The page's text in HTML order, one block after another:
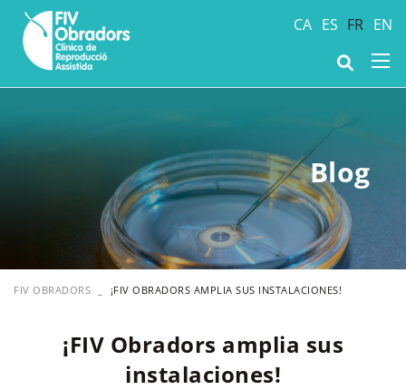
CA ES FR EN
Blog
FIV OBRADORS ¡FIV OBRADORS AMPLIA SUS INSTALACIONES!
¡FIV Obradors amplia sus
instalaciones!